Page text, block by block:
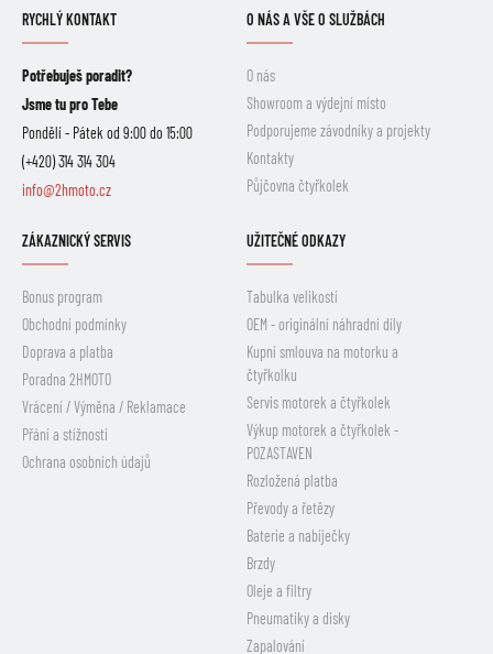
RYCHLÝ KONTAKT
Potřebuješ poradit?
Jsme tu pro Tebe
Pondělí - Pátek od 9:00 do 15:00
(+420) 314 314 304
info@2hmoto.cz
O NÁS A VŠE O SLUŽBÁCH
O nás
Showroom a výdejní místo
Podporujeme závodníky a projekty
Kontakty
Půjčovna čtyřkolek
ZÁKAZNICKÝ SERVIS
Bonus program
Obchodní podmínky
Doprava a platba
Poradna 2HMOTO
Vrácení / Výměna / Reklamace
Přání a stížnosti
Ochrana osobních údajů
UŽITEČNÉ ODKAZY
Tabulka velikostí
OEM - originální náhradní díly
Kupní smlouva na motorku a
čtyřkolku
Servis motorek a čtyřkolek
Výkup motorek a čtyřkolek -
POZASTAVEN
Rozložená platba
Převody a řetězy
Baterie a nabíječky
Brzdy
Oleje a filtry
Pneumatiky a disky
Zapalování